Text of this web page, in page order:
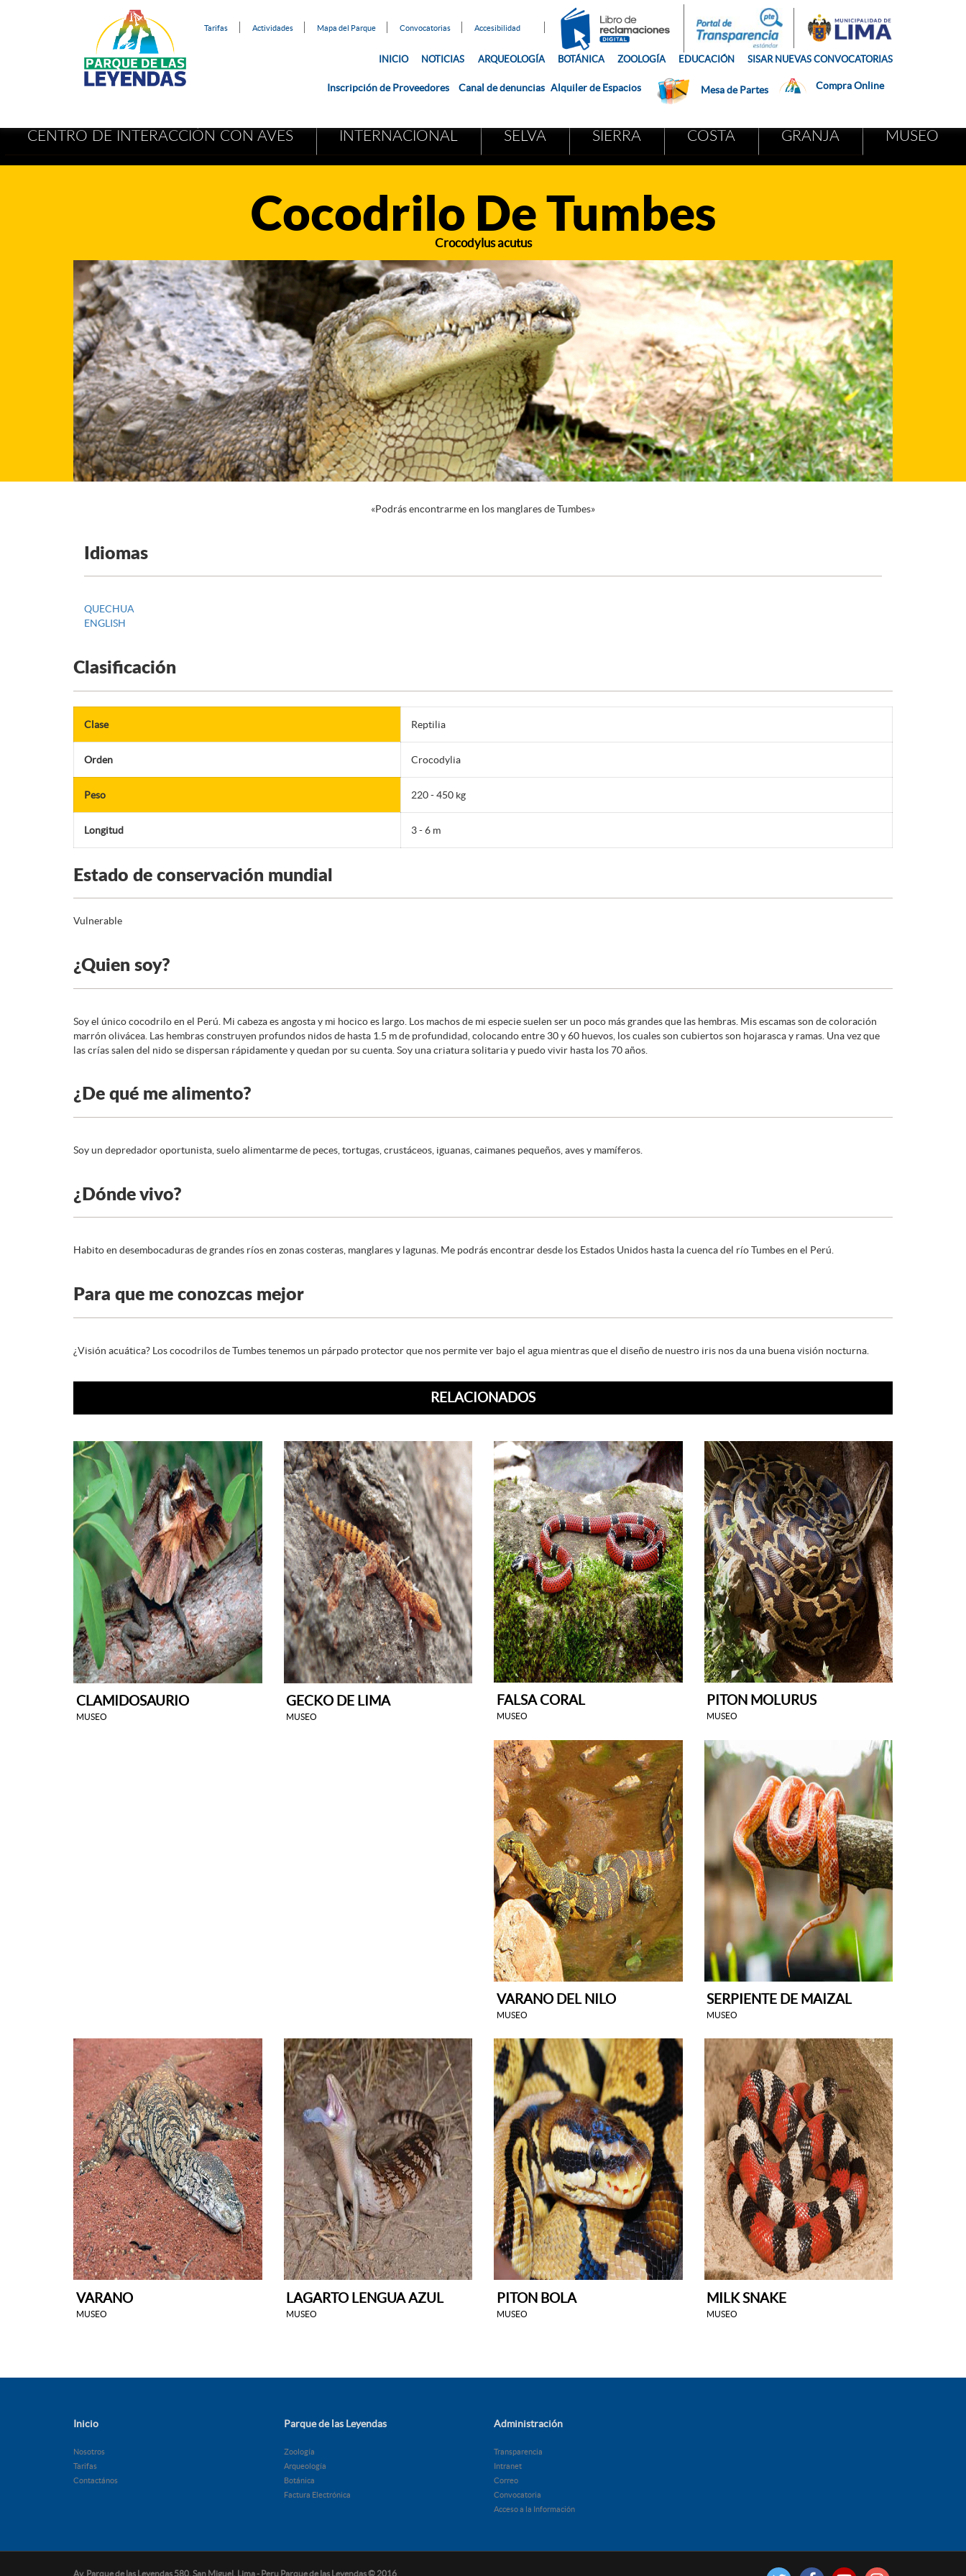
Tarifas Actividades Mapa del Parque Convocatorias Accesibilidad
INICIO NOTICIAS ARQUEOLOGÍA BOTÁNICA ZOOLOGÍA EDUCACIÓN SISAR NUEVAS CONVOCATORIAS
Compra Online
Mesa de Partes
Alquiler de Espacios
Canal de denuncias
Inscripción de Proveedores
CENTRO DE INTERACCIÓN CON AVES INTERNACIONAL SELVA SIERRA COSTA GRANJA MUSEO
Cocodrilo De Tumbes
Crocodylus acutus
«Podrás encontrarme en los manglares de Tumbes»
Idiomas
QUECHUA
ENGLISH
Clasificación
Clase Reptilia
Orden Crocodylia
Peso 220 - 450 kg
Longitud 3 - 6 m
Estado de conservación mundial
Vulnerable
¿Quien soy?
Soy el único cocodrilo en el Perú. Mi cabeza es angosta y mi hocico es largo. Los machos de mi especie suelen ser un poco más grandes que las hembras. Mis escamas son de coloración
marrón olivácea. Las hembras construyen profundos nidos de hasta 1.5 m de profundidad, colocando entre 30 y 60 huevos, los cuales son cubiertos son hojarasca y ramas. Una vez que
las crías salen del nido se dispersan rápidamente y quedan por su cuenta. Soy una criatura solitaria y puedo vivir hasta los 70 años.
¿De qué me alimento?
Soy un depredador oportunista, suelo alimentarme de peces, tortugas, crustáceos, iguanas, caimanes pequeños, aves y mamíferos.
¿Dónde vivo?
Habito en desembocaduras de grandes ríos en zonas costeras, manglares y lagunas. Me podrás encontrar desde los Estados Unidos hasta la cuenca del río Tumbes en el Perú.
Para que me conozcas mejor
¿Visión acuática? Los cocodrilos de Tumbes tenemos un párpado protector que nos permite ver bajo el agua mientras que el diseño de nuestro iris nos da una buena visión nocturna.
RELACIONADOS
CLAMIDOSAURIO
MUSEO
GECKO DE LIMA
MUSEO
FALSA CORAL
MUSEO
PITON MOLURUS
MUSEO
VARANO DEL NILO
MUSEO
SERPIENTE DE MAIZAL
MUSEO
VARANO
MUSEO
LAGARTO LENGUA AZUL
MUSEO
PITON BOLA
MUSEO
MILK SNAKE
MUSEO
Inicio
Nosotros
Tarifas
Contactános
Parque de las Leyendas
Zoología
Arqueología
Botánica
Factura Electrónica
Administración
Transparencia
Intranet
Correo
Convocatoria
Acceso a la Información
Av. Parque de las Leyendas 580, San Miguel. Lima - Peru Parque de las Leyendas © 2016